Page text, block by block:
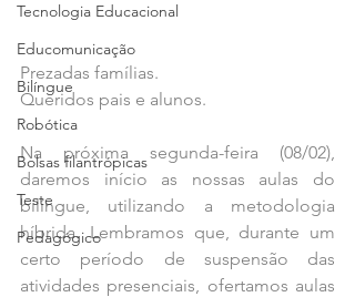
Tecnologia Educacional
Educomunicação
Bilíngue
Robótica
Bolsas filantrópicas
Teste
Pedagógico
Prezadas famílias.
Queridos pais e alunos.
Na próxima segunda-feira (08/02),
daremos início as nossas aulas do
bilíngue, utilizando a metodologia
híbrida. Lembramos que, durante um
certo período de suspensão das
atividades presenciais, ofertamos aulas